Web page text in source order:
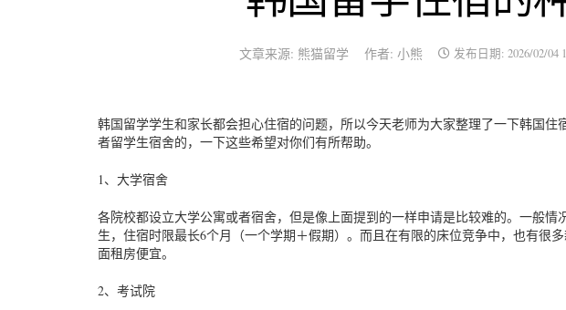
文章来源: 熊猫留学 作者: 小熊 发布日期: 2026/02/04
韩国留学学生和家长都会担心住宿的问题，所以今天老师为大家整理了一下韩国
者留学生宿舍的，一下这些希望对你们有所帮助。
1、大学宿舍
各院校都设立大学公寓或者宿舍，但是像上面提到的一样申请是比较难的。一般
生，住宿时限最长6个月（一个学期＋假期）。而且在有限的床位竞争中，也有很
面租房便宜。
2、考试院